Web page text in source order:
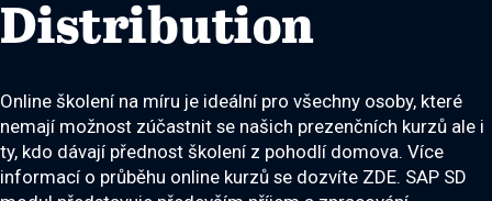
Distribution
Online školení na míru je ideální pro všechny osoby, které
nemají možnost zúčastnit se našich prezenčních kurzů ale i
ty, kdo dávají přednost školení z pohodlí domova. Více
informací o průběhu online kurzů se dozvíte ZDE. SAP SD